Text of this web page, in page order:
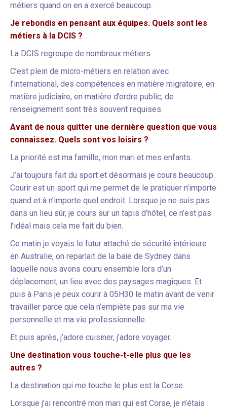
métiers quand on en a exercé beaucoup.
Je rebondis en pensant aux équipes. Quels sont les
métiers à la DCIS ?
La DCIS regroupe de nombreux métiers.
C’est plein de micro-métiers en relation avec
l’international, des compétences en matière migratoire, en
matière judiciaire, en matière d’ordre public, de
renseignement sont très souvent requises.
Avant de nous quitter une dernière question que vous
connaissez. Quels sont vos loisirs ?
La priorité est ma famille, mon mari et mes enfants.
J’ai toujours fait du sport et désormais je cours beaucoup.
Courir est un sport qui me permet de le pratiquer n’importe
quand et à n’importe quel endroit. Lorsque je ne suis pas
dans un lieu sûr, je cours sur un tapis d’hôtel, ce n’est pas
l’idéal mais cela me fait du bien.
Ce matin je voyais le futur attaché de sécurité intérieure
en Australie, on reparlait de la baie de Sydney dans
laquelle nous avons couru ensemble lors d’un
déplacement, un lieu avec des paysages magiques. Et
puis à Paris je peux courir à 05H30 le matin avant de venir
travailler parce que cela n’empiète pas sur ma vie
personnelle et ma vie professionnelle.
Et puis après, j’adore cuisiner, j’adore voyager.
Une destination vous touche-t-elle plus que les
autres ?
La destination qui me touche le plus est la Corse.
Lorsque j’ai rencontré mon mari qui est Corse, je n’étais